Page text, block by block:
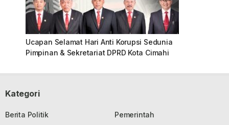
Ucapan Selamat Hari Anti Korupsi Sedunia
Pimpinan & Sekretariat DPRD Kota Cimahi
Kategori
Berita Politik
Pemerintah